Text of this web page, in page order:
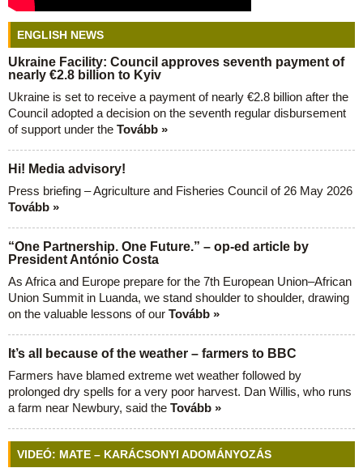
ENGLISH NEWS
Ukraine Facility: Council approves seventh payment of
nearly €2.8 billion to Kyiv
Ukraine is set to receive a payment of nearly €2.8 billion after the
Council adopted a decision on the seventh regular disbursement
of support under the Tovább »
Hi! Media advisory!
Press briefing – Agriculture and Fisheries Council of 26 May 2026
Tovább »
“One Partnership. One Future.” – op-ed article by
President António Costa
As Africa and Europe prepare for the 7th European Union–African
Union Summit in Luanda, we stand shoulder to shoulder, drawing
on the valuable lessons of our Tovább »
It’s all because of the weather – farmers to BBC
Farmers have blamed extreme wet weather followed by
prolonged dry spells for a very poor harvest. Dan Willis, who runs
a farm near Newbury, said the Tovább »
VIDEÓ: MATE – KARÁCSONYI ADOMÁNYOZÁS